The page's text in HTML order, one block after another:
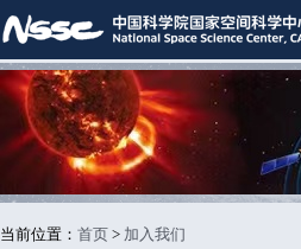
当前位置： 首页 > 加入我们